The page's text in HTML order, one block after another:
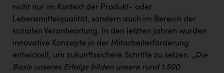
nicht nur im Kontext der Produkt- oder
Lebensmittelqualität, sondern auch im Bereich der
sozialen Verantwortung. In den letzten Jahren wurden
innovative Konzepte in der Mitarbeiterförderung
entwickelt, um zukunftssichere Schritte zu setzen. „Die
Basis unseres Erfolgs bilden unsere rund 1.500